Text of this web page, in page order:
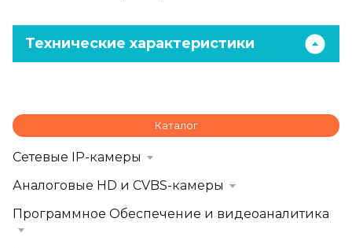
Технические характеристики
Каталог
Сетевые IP-камеры
Аналоговые HD и CVBS-камеры
Программное Обеспечение и видеоаналитика